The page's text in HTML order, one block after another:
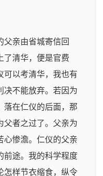
父亲由省城寄信回
了清华，便是官费
可以考清华，我也有
决不能放弃。若因为
落在仁仪的后面，那
父者之过了。父亲为
心惨澹。仁仪的父亲
前途。我的科学程度
怎样节衣缩食，纵令